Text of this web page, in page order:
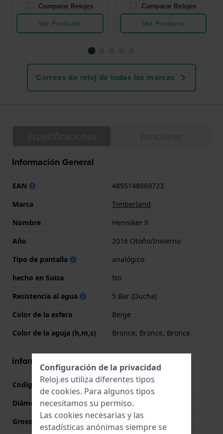
Comparar Relojes
Ver Producto
Comparar Relojes
Ver Producto
Correas de reloj de todas las marcas
Información General
EAN
4895148669723
Marca
Timberland
Nombre
Henniker ll
Año
2016 Otoño/Invierno
Tipo de pantalla
analógico
hecho en Suiza
No
Resistencia al agua
5 Bar (Ducha)
Color de la esfera
Beige
Color de la aguja (h,m,s)
Bronce, Bronce, Bronce
información de la caja
Codigo de caja
14816J
Diámetro
46 mm
Grosor de la caja
11.3 mm
Configuración de la privacidad
Reloj.es utiliza diferentes tipos
de cookies. Para algunos tipos
necesitamos su permiso.
Las cookies necesarias y las
estadísticas anónimas siempre se